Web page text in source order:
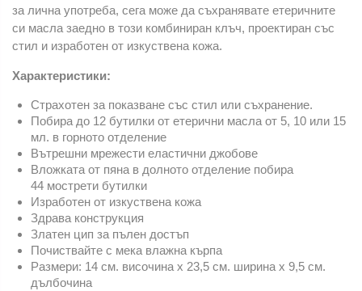
за лична употреба, сега може да съхранявате етеричните
си масла заедно в този комбиниран клъч, проектиран със
стил и изработен от изкуствена кожа.
Характеристики:
Страхотен за показване със стил или съхранение.
Побира до 12 бутилки от етерични масла от 5, 10 или 15
мл. в горното отделение
Вътрешни мрежести еластични джобове
Вложката от пяна в долното отделение побира
44 мострети бутилки
Изработен от изкуствена кожа
Здрава конструкция
Златен цип за пълен достъп
Почиствайте с мека влажна кърпа
Размери: 14 см. височина x 23,5 см. ширина x 9,5 см.
дълбочина